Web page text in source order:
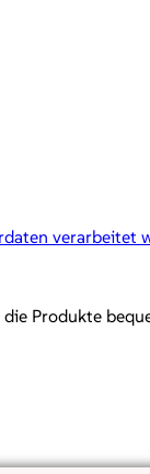
verarbeitet
Produkte